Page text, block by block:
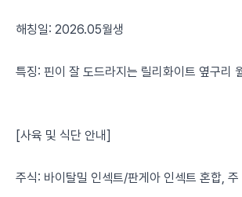
해칭일: 2026.05월생
특징: 핀이 잘 도드라지는 릴리화이트 옆구리
[사육 및 식단 안내]
주식: 바이탈밀 인섹트/판게아 인섹트 혼합,